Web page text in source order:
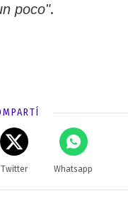
poco".
Twitter Whatsapp